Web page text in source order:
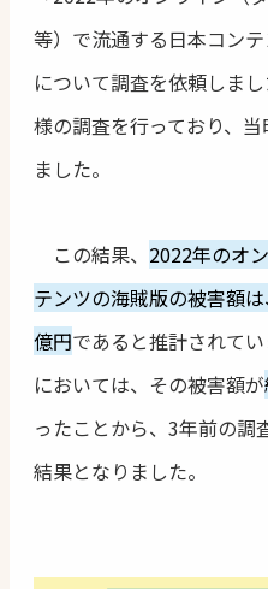
等）で流通する日本コン
について調査を依頼しま
様の調査を行っており、
ました。
この結果、 2022年のオ
テンツの海賊版の被害額
億円であると推計されて
においては、その被害額が
ったことから、3年前の調
結果となりました。